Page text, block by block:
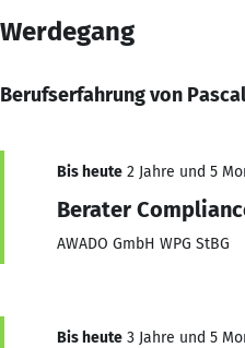
Werdegang
Berufserfahrung von
Bis heute 2 Jahre und 5
Berater
AWADO GmbH WPG StBG
Bis heute 3 Jahre und 5